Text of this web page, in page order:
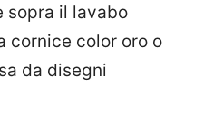
sopra il lavabo
cornice color oro o
da disegni